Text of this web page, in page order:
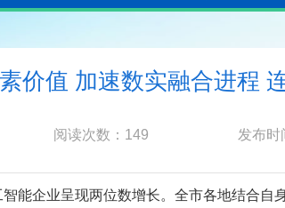
价值 加速数实融合进程
阅读次数： 149 发布时
能企业呈现两位数增长。全市各地结合